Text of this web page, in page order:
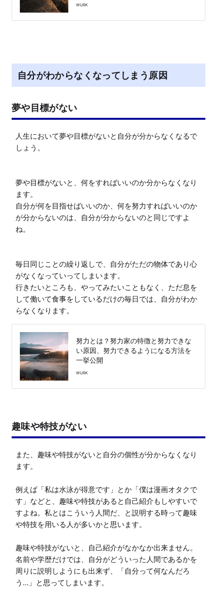
WURK
自分がわからなくなってしまう原因
夢や目標がない
人生において夢や目標がないと自分が分からなくなるで
しょう。
夢や目標がないと、何をすればいいのか分からなくなり
ます。
自分が何を目指せばいいのか、何を努力すればいいのか
が分からないのは、自分が分からないのと同じですよ
ね。
毎日同じことの繰り返しで、自分がただの物体であり心
がなくなっていってしまいます。
行きたいところも、やってみたいこともなく、ただ息を
して働いて食事をしているだけの毎日では、自分がわか
らなくなります。
努力とは？努力家の特徴と努力できな
い原因、努力できるようになる方法を
一挙公開
WURK
趣味や特技がない
また、趣味や特技がないと自分の個性が分からなくなり
ます。
例えば「私は水泳が得意です」とか「僕は漫画オタクで
す」などと、趣味や特技があると自己紹介もしやすいで
すよね。私とはこういう人間だ、と説明する時って趣味
や特技を用いる人が多いかと思います。
趣味や特技がないと、自己紹介がなかなか出来ません。
名前や学歴だけでは、自分がどういった人間であるかを
周りに説明しようにも出来ず、「自分って何なんだろ
う…」と思ってしまいます。